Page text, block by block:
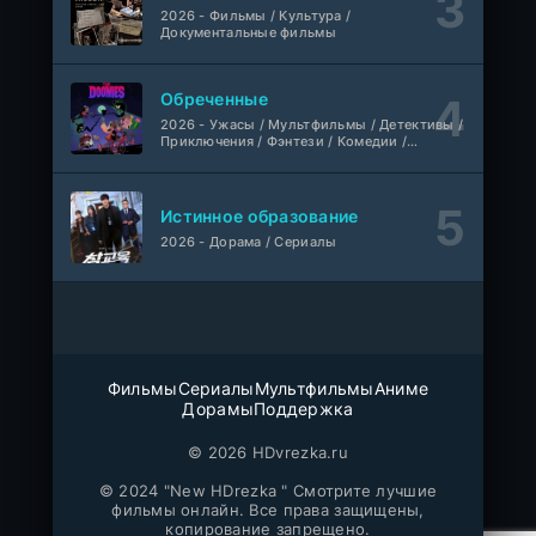
Связанные судьбой
1 сезон
Мыльные оперы Турции, AlisaDirilis, Субтитры
Шатёр чародея
1 сезон
1-6 серия
Дубляж
2026 - Фильмы / Культура /
Документальные фильмы
Обреченные
2026 - Ужасы / Мультфильмы / Детективы /
Приключения / Фэнтези / Комедии /
Истинное образование
2026 - Дорама / Сериалы
ФильмыСериалыМультфильмыАниме
ДорамыПоддержка
© 2026 HDvrezka.ru
© 2024 "New HDrezka " Смотрите лучшие
фильмы онлайн. Все права защищены,
копирование запрещено.